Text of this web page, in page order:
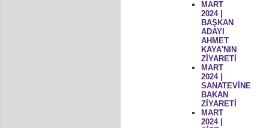
MART
2024 |
BAŞKAN
ADAYI
AHMET
KAYA'NIN
ZİYARETİ
MART
2024 |
SANATEVİNE
BAKAN
ZİYARETİ
MART
2024 |